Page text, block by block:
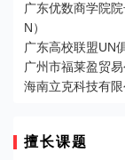
广东优数商学院
N）
广东高校联盟UN
广州市福莱盈贸
海南立克科技有
擅长课题